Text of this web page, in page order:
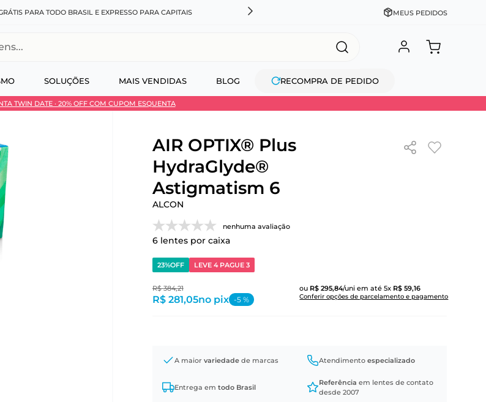
PARA TODO BRASIL E EXPRESSO PARA CAPITAIS CADASTRE-SE GANHE 10% NA PRIMEIRA COMPRA +
MEUS PEDIDOS
SOLUÇÕES MAIS VENDIDAS BLOG RECOMPRA DE PEDIDO
TWIN DATE · 20% OFF COM CUPOM ESQUENTA
AIR OPTIX® Plus
HydraGlyde®
Astigmatism 6
ALCON
nenhuma avaliação
6lentes por caixa
23%OFF LEVE 4 PAGUE 3
ou R$ 295,84/uni em até5x R$ 59,16
Conferir opções de parcelamento e pagamento
R$ 384,21
R$ 281,05no pix -5%
A maior variedadede marcas Atendimentoespecializado
Entrega em todo Brasil
Referência em lentes de contato
desde 2007